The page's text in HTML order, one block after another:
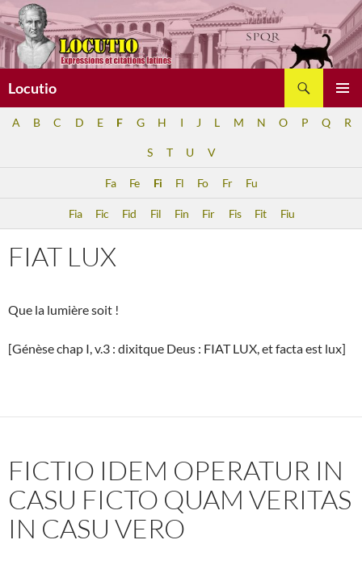
Aller
au
contenu
Locutio
A B C D E F G H I J L M N O P Q R
S T U V
Fa Fe Fi Fl Fo Fr Fu
Fia Fic Fid Fil Fin Fir Fis Fit Fiu
FIAT LUX
Que la lumière soit !
[Génèse chap I, v.3 : dixitque Deus : FIAT LUX, et facta est lux]
FICTIO IDEM OPERATUR IN
CASU FICTO QUAM VERITAS
IN CASU VERO